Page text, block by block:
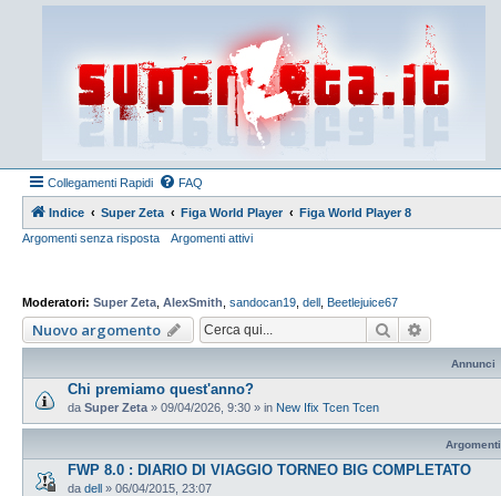
Collegamenti Rapidi FAQ
Indice Super Zeta Figa World Player
Figa World Player 8
Argomenti senza risposta
Argomenti attivi
Moderatori: Super Zeta AlexSmith sandocan19 dell Beetlejuice67
Nuovo argomento Cerca
Annunci
Chi premiamo quest'anno?
da Super Zeta » 09/04/2026, 9:30 » in New Ifix Tcen Tcen
Argomenti
FWP 8.0 : DIARIO DI VIAGGIO TORNEO BIG COMPLETATO
da dell » 06/04/2015, 23:07